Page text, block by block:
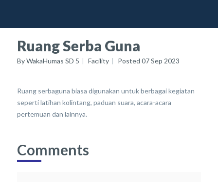
Ruang Serba Guna
ByWakaHumas SD 5 Facility Posted 07 Sep 2023
Ruang serbaguna biasa digunakan untuk berbagai kegiatan
seperti latihan kolintang, paduan suara, acara-acara
pertemuan dan lainnya.
Comments